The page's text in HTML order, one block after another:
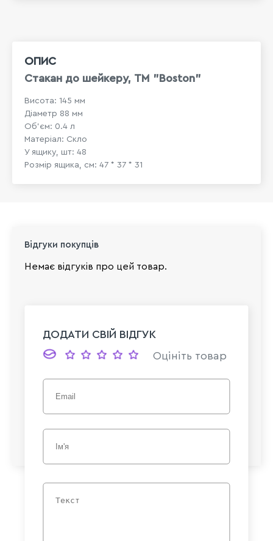
ОПИС
Стакан до шейкеру, ТМ "Boston"
Висота: 145 мм
Діаметр 88 мм
Об'єм: 0.4 л
Матеріал: Скло
У ящику, шт: 48
Розмір ящика, см: 47 * 37 * 31
Відгуки покупців
Немає відгуків про цей товар.
ДОДАТИ СВІЙ ВІДГУК
Оцініть товар